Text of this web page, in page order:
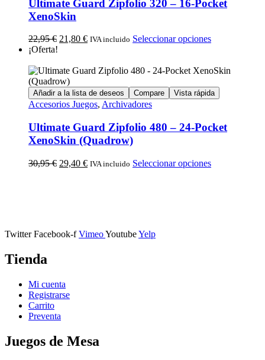
Ultimate Guard Zipfolio 320 – 16-Pocket
XenoSkin
22,95€ 21,80 € IVA incluido Seleccionar opciones
¡Oferta!
Añadir a la lista de deseos Compare Vista rápida
Accesorios Juegos, Archivadores
Ultimate Guard Zipfolio 480 – 24-Pocket
XenoSkin (Quadrow)
30,95€ 29,40 € IVA incluido Seleccionar opciones
Twitter Facebook-f VimeoYoutubeYelp
Tienda
Mi cuenta
Registrarse
Carrito
Preventa
Juegos de Mesa